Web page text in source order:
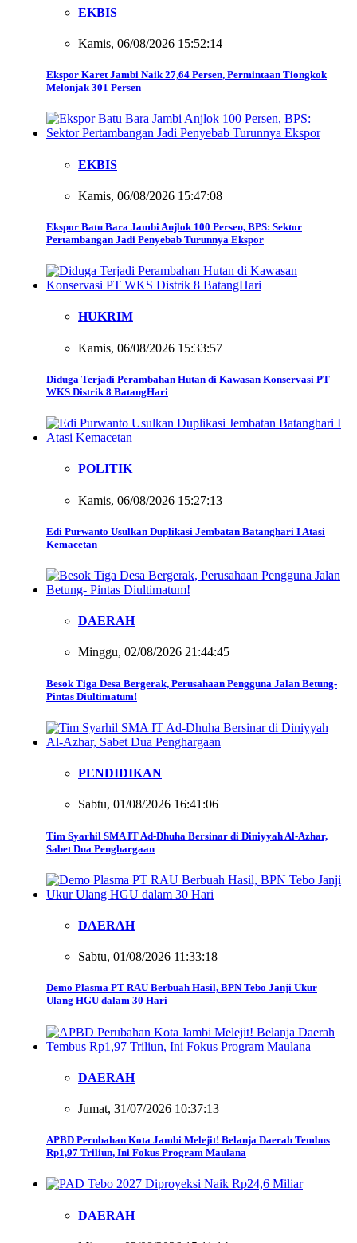
EKBIS
Kamis, 06/08/2026 15:52:14
Ekspor Karet Jambi Naik 27,64 Persen, Permintaan Tiongkok
Melonjak 301 Persen
EKBIS
Kamis, 06/08/2026 15:47:08
Ekspor Batu Bara Jambi Anjlok 100 Persen, BPS: Sektor
Pertambangan Jadi Penyebab Turunnya Ekspor
HUKRIM
Kamis, 06/08/2026 15:33:57
Diduga Terjadi Perambahan Hutan di Kawasan Konservasi PT
WKS Distrik 8 BatangHari
POLITIK
Kamis, 06/08/2026 15:27:13
Edi Purwanto Usulkan Duplikasi Jembatan Batanghari I Atasi
Kemacetan
DAERAH
Minggu, 02/08/2026 21:44:45
Besok Tiga Desa Bergerak, Perusahaan Pengguna Jalan Betung-
Pintas Diultimatum!
PENDIDIKAN
Sabtu, 01/08/2026 16:41:06
Tim Syarhil SMA IT Ad-Dhuha Bersinar di Diniyyah Al-Azhar,
Sabet Dua Penghargaan
DAERAH
Sabtu, 01/08/2026 11:33:18
Demo Plasma PT RAU Berbuah Hasil, BPN Tebo Janji Ukur
Ulang HGU dalam 30 Hari
DAERAH
Jumat, 31/07/2026 10:37:13
APBD Perubahan Kota Jambi Melejit! Belanja Daerah Tembus
Rp1,97 Triliun, Ini Fokus Program Maulana
DAERAH